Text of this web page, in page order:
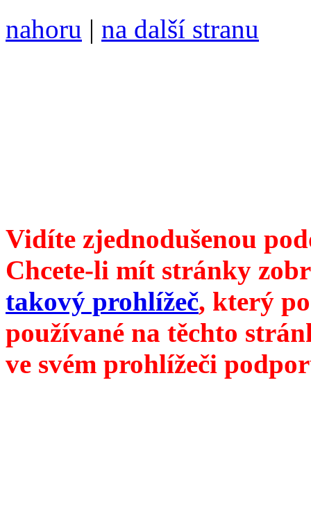
nahoru | na další stranu
Vidíte zjednodušenou
Chcete-li mít stránky
takový prohlížeč, který
používané na těchto
ve svém prohlížeči